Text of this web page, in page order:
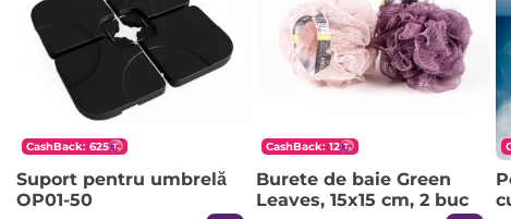
CashBack: 625
Suport pentru umbrelă
OP01-50
CashBack: 12
Burete de baie Green
Leaves, 15x15 cm, 2 buc